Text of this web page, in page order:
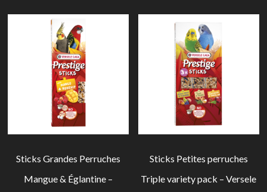
Sticks Grandes Perruches
Mangue & Églantine –
Sticks Petites perruches
Triple variety pack – Versele